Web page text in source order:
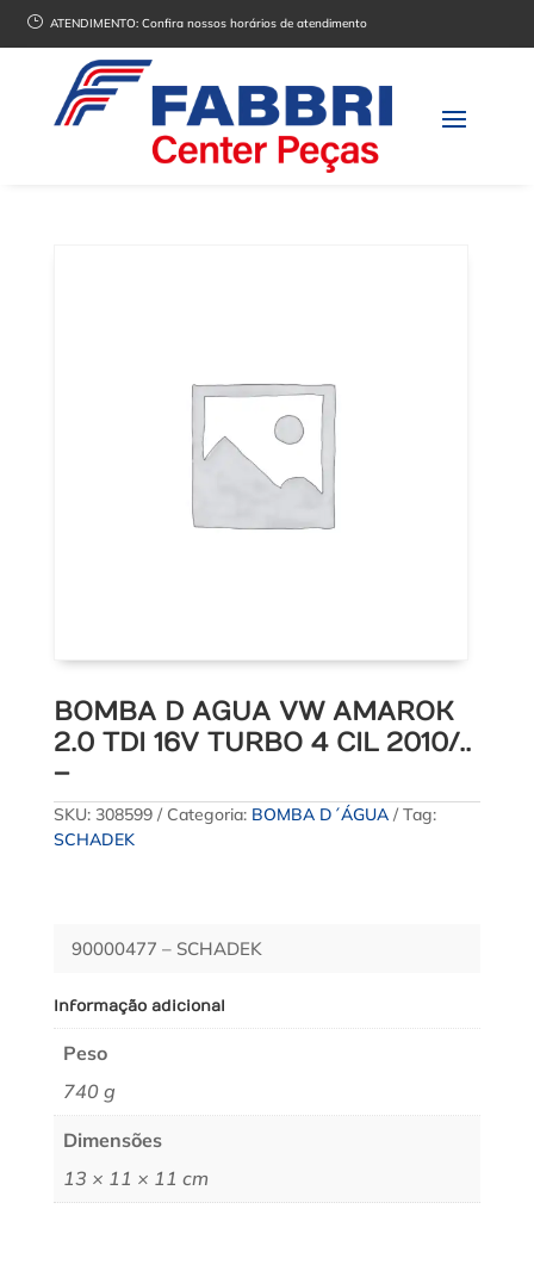
} ATENDIMENTO:Confira nossos horários de atendimento
BOMBA D AGUA VW AMAROK
2.0 TDI 16V TURBO 4 CIL 2010/..
–
SKU: 308599 Categoria: BOMBA D´ÁGUA
Tag:
SCHADEK
90000477 – SCHADEK
Informação adicional
Peso
740 g
Dimensões
13 × 11 × 11 cm